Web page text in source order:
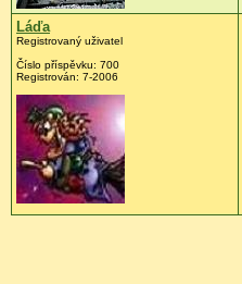
Láďa
Registrovaný uživatel
Číslo příspěvku: 700
Registrován: 7-2006